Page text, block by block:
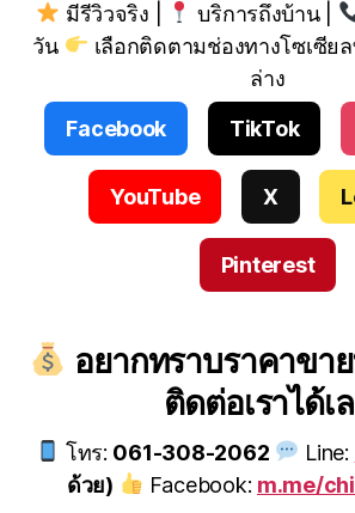
มีรีวิวจริง | บริการถึงบ้าน |
วัน
เลือกติดตามช่องทางโซเซี
ล่าง
Facebook
TikTok
YouTube X
Pinterest
อยากทราบราคาขา
ติดต่อเราได้เ
โทร: 061-308-2062 Line:
ด้วย)
Facebook: m.me/